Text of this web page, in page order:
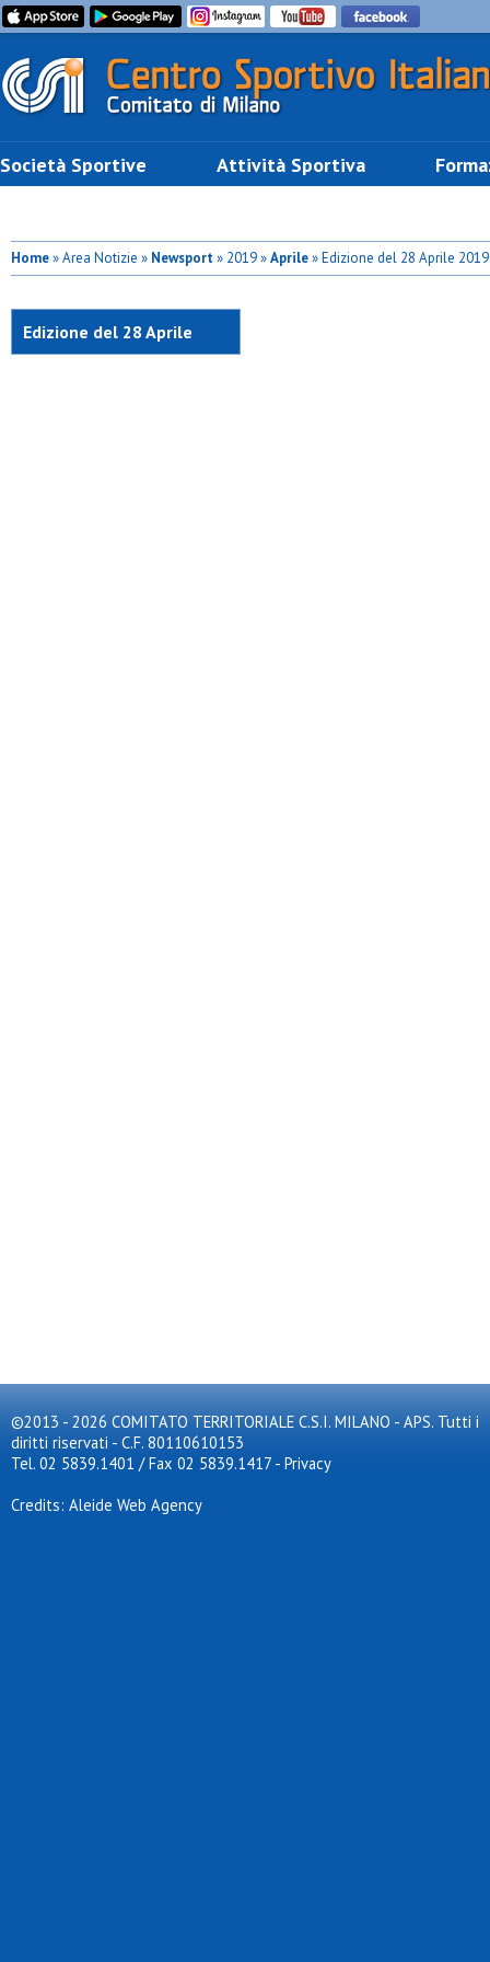
Società Sportive Attività Sportiva
Home» Area Notizie » Newsport» 2019 »Aprile» Edizione del 28 Aprile 2019
Edizione del 28 Aprile
©2013 - 2026 COMITATO TERRITORIALE C.S.I. MILANO - APS. Tutti i
diritti riservati - C.F. 80110610153
Tel. 02 5839.1401 / Fax 02 5839.1417 - Privacy
Credits: Aleide Web Agency